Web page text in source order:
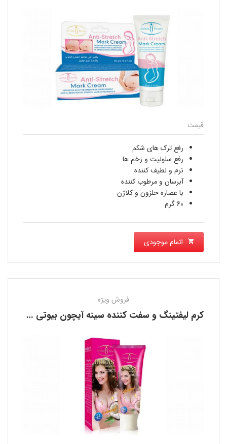
قیمت
رفع ترک های شکم
رفع سلولیت و زخم ها
نرم و لطیف کننده
آبرسان و مرطوب کننده
با عصاره حلزون و کلاژن
60 گرم
اتمام موجودی
فروش ویژه
کرم لیفتینگ و سفت کننده سینه آیچون بیوتی AICHUN BEAUTY